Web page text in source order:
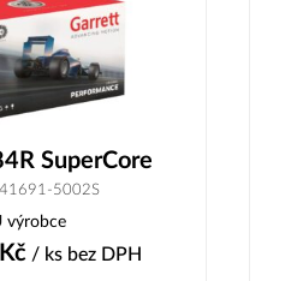
SuperCore
5002S
výrobce
Kč/ ks bez DPH